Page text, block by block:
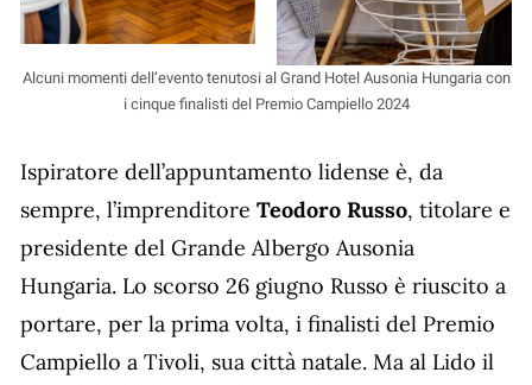
Alcuni momenti dell’evento tenutosi al Grand Hotel Ausonia Hungaria con
i cinque finalisti del Premio Campiello 2024
Ispiratore dell’appuntamento lidense è, da
sempre, l’imprenditore Teodoro Russo, titolare e
presidente del Grande Albergo Ausonia
Hungaria. Lo scorso 26 giugno Russo è riuscito a
portare, per la prima volta, i finalisti del Premio
Campiello a Tivoli, sua città natale. Ma al Lido il